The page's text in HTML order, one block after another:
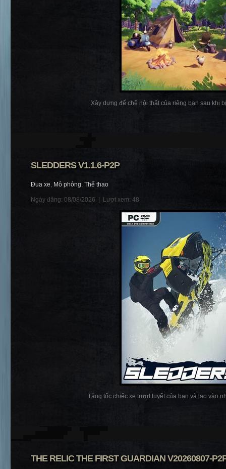
Xây dựng đế chế nội thất của riêng bạn sau khi
SLEDDERS V1.1.6-P2P
Đua xe, Mô phỏng, Thể thao
Ngày đăng: 08/08/2026 | Lượt xem: 48
Tăng tốc chiếc xe trượt tuyết của bạn và lao vào
THE RELIC THE FIRST GUARDIAN V20260807-